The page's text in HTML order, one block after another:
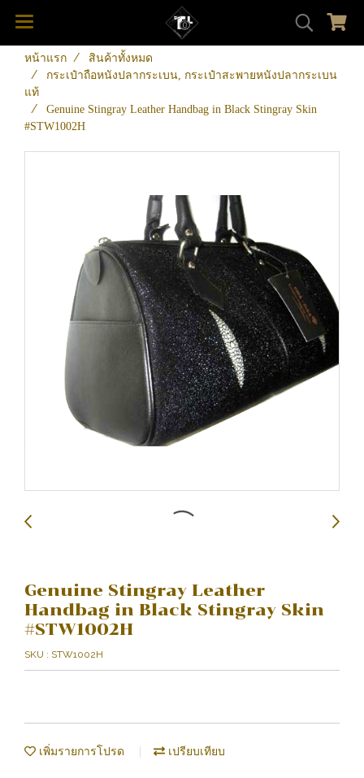
หน้าแรก
สินค้าทั้งหมด
กระเป๋าถือหนังปลากระเบน, กระเป๋าสะพายหนังปลากระเบน
แท้
Genuine Stingray Leather Handbag in Black Stingray Skin
#STW1002H
Genuine Stingray Leather
Handbag in Black Stingray Skin
#STW1002H
SKU : STW1002H
เพิ่มรายการโปรด เปรียบเทียบ